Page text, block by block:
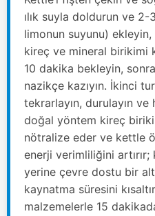
ılık suyla doldurun ve
limonun suyunu) ekleyin,
kireç ve mineral birikimi
10 dakika bekleyin,
nazikçe kazıyın. İkinci
tekrarlayın, durulayın ve
doğal yöntem kireç
nötralize eder ve kettle
enerji verimliliğini
yerine çevre dostu bir
kaynatma süresini
malzemelerle 15